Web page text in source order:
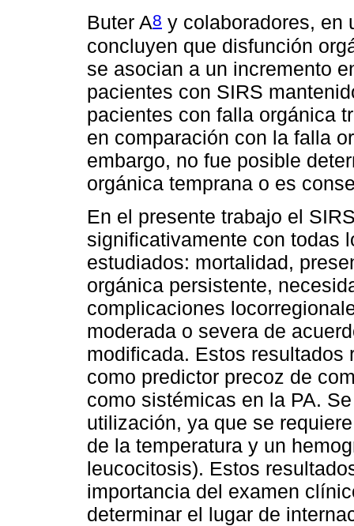
Buter A8 y colaboradores, en
concluyen que disfunción
se asocian a un incremento
pacientes con SIRS
pacientes con falla orgánica
en comparación con la falla
embargo, no fue posible
orgánica temprana o es
En el presente trabajo el
significativamente con todas
estudiados: mortalidad,
orgánica persistente,
complicaciones
moderada o severa de
modificada. Estos resultados
como predictor precoz de
como sistémicas en la PA.
utilización, ya que se
de la temperatura y un
leucocitosis). Estos
importancia del examen
determinar el lugar de